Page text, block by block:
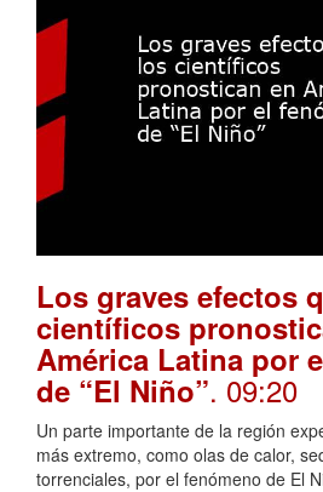
Los graves efectos
científicos
América Latina por
de “El Niño”. 09:20
Un parte importante de la región
más extremo, como olas de calor,
torrenciales, por el fenómeno de El